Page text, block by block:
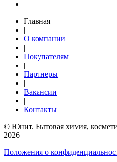
Главная
|
О компании
|
Покупателям
|
Партнеры
|
Вакансии
|
Контакты
© Юнит. Бытовая химия,
2026
Положения о